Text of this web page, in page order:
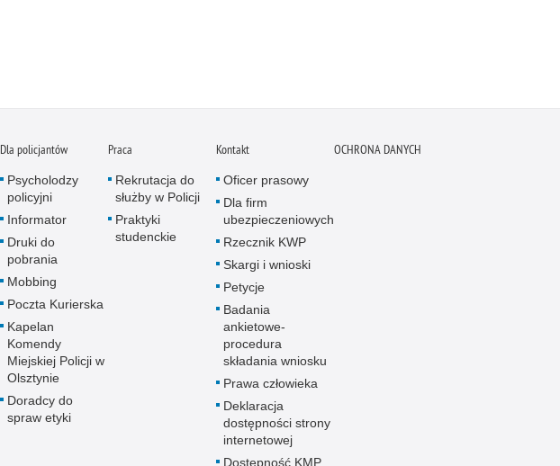
Dla policjantów
Psycholodzy
policyjni
Informator
Druki do
pobrania
Mobbing
Poczta Kurierska
Kapelan
Komendy
Miejskiej Policji w
Olsztynie
Doradcy do
spraw etyki
Praca
Rekrutacja do
służby w Policji
Praktyki
studenckie
Kontakt
Oficer prasowy
Dla firm
ubezpieczeniowych
Rzecznik KWP
Skargi i wnioski
Petycje
Badania
ankietowe-
procedura
składania wniosku
Prawa człowieka
Deklaracja
dostępności strony
internetowej
Dostępność KMP
OCHRONA DANYCH